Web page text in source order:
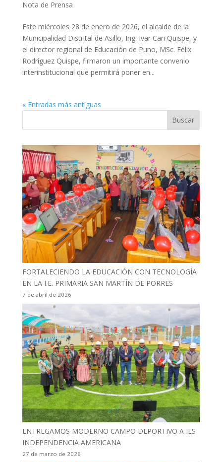
Nota de Prensa
Este miércoles 28 de enero de 2026, el alcalde de la
Municipalidad Distrital de Asillo, Ing. Ivar Cari Quispe, y
el director regional de Educación de Puno, MSc. Félix
Rodríguez Quispe, firmaron un importante convenio
interinstitucional que permitirá poner en...
« Entradas más antiguas
FORTALECIENDO LA EDUCACIÓN CON TECNOLOGÍA
EN LA I.E. PRIMARIA SAN MARTÍN DE PORRES
7 de abril de 2026
ENTREGAMOS MODERNO CAMPO DEPORTIVO A IES
INDEPENDENCIA AMERICANA
27 de marzo de 2026